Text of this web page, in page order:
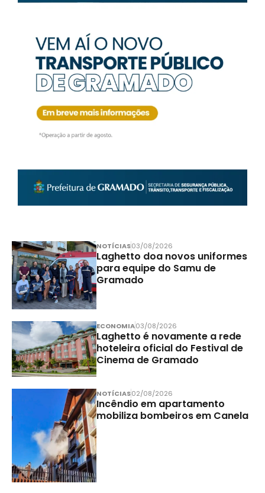
NOTÍCIAS03/08/2026
Laghetto doa novos uniformes
para equipe do Samu de
Gramado
ECONOMIA03/08/2026
Laghetto é novamente a rede
hoteleira oficial do Festival de
Cinema de Gramado
NOTÍCIAS02/08/2026
Incêndio em apartamento
mobiliza bombeiros em Canela